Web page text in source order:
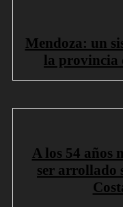
Mendoza: un
la provincia
A los 54 años
ser arrollado